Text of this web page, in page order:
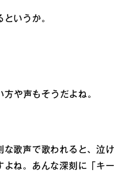
いうか。
方や声もそうだよね。
な歌声で歌われると、泣け
よね。あんな深刻に「キー